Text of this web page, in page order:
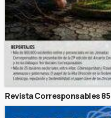
Revista Corresponsables 85